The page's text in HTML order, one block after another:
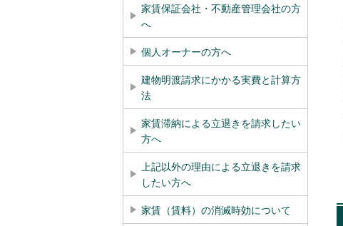
家賃保証会社・不動産管理会社の方
へ
個人オーナーの方へ
建物明渡請求にかかる実費と計算方
法
家賃滞納による立退きを請求したい
方へ
上記以外の理由による立退きを請求
したい方へ
家賃（賃料）の消滅時効について